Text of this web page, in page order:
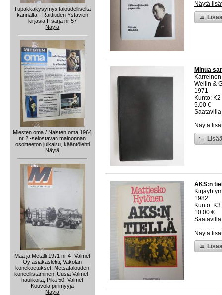
Tupakkakysymys taloudelliselta
kannalta - Raittiuden Ystävien
kirjasia II sarja nr 57
Näytä
Miesten oma / Naisten oma 1964
nr 2 -selostavan mainonnan
osoitteeton julkaisu, kääntölehti
Näytä
Maa ja Metalli 1971 nr 4 -Valmet
Oy asiakaslehti, Vakolan
konekoetukset, Metsätalouden
koneellistaminen, Uusia Valmet-
haulikoita, Pika 50, Valmet
Kouvola piirimyyjä
Näytä
Näytä
Minua
Karreinen
Weilin &
1971
Kunto:
5.00 €
Näytä
AKS:n
1982
Kunto:
10.00 €
Näytä